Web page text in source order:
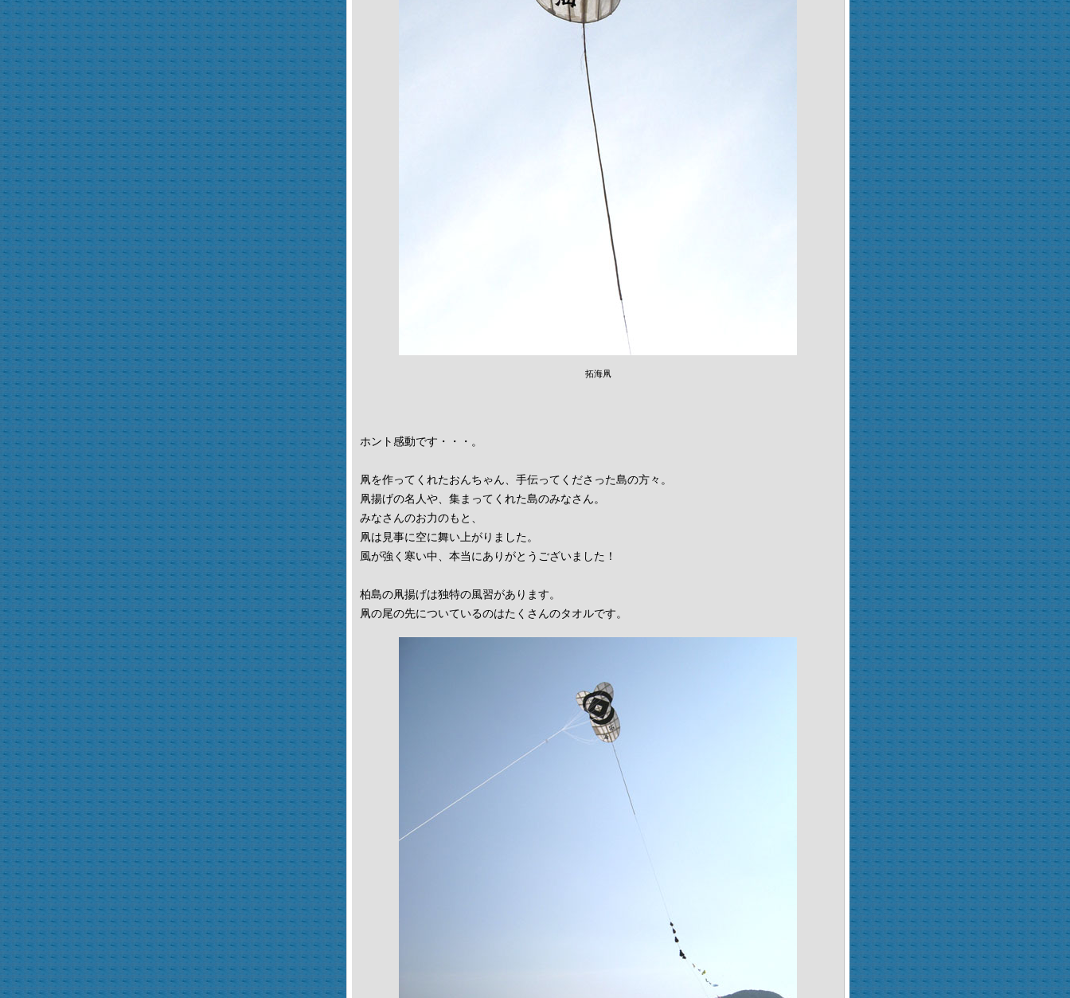
拓海凧
ホント感動です・・・。
凧を作ってくれたおんちゃん、手伝ってくださった島の方々。
凧揚げの名人や、集まってくれた島のみなさん。
みなさんのお力のもと、
凧は見事に空に舞い上がりました。
風が強く寒い中、本当にありがとうございました！
柏島の凧揚げは独特の風習があります。
凧の尾の先についているのはたくさんのタオルです。